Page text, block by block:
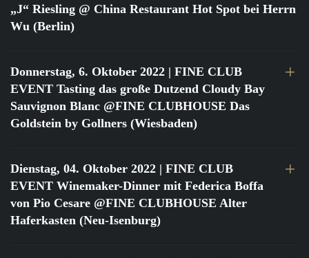
„J“ Riesling @ China Restaurant Hot Spot bei Herrn
Wu (Berlin)
Donnerstag, 6. Oktober 2022 | FINE CLUB
EVENT Tasting das große Dutzend Cloudy Bay
Sauvignon Blanc @FINE CLUBHOUSE Das
Goldstein by Gollners (Wiesbaden)
Dienstag, 04. Oktober 2022 | FINE CLUB
EVENT Winemaker-Dinner mit Federica Boffa
von Pio Cesare @FINE CLUBHOUSE Alter
Haferkasten (Neu-Isenburg)